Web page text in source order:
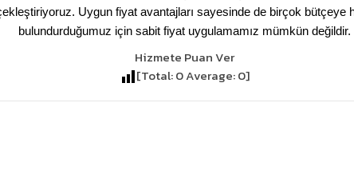
Uygun fiyat avantajları sayesinde de birçok bütçeye
bulundurduğumuz için sabit fiyat uygulamamız mümkün değildir.
Hizmete Puan Ver
[Total:0Average:0]